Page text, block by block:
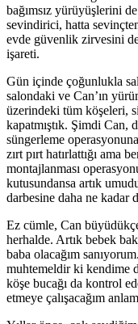
bağımsız yürüyüşlerini
sevindirici, hatta
evde güvenlik zirvesini
işareti.
Gün içinde çoğunlukla
salondaki ve Can’ın
üzerindeki tüm köşeleri,
kapatmıştık. Şimdi Can,
süngerleme
zırt pırt hatırlattığı ama
montajlanması
kutusundansa artık
darbesine daha ne kadar
Ez cümle, Can
herhalde. Artık bebek
baba olacağım
muhtemeldir ki kendime
köşe bucağı da kontrol
etmeye çalışacağım